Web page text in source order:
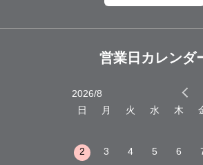
営業日カレンダ
2026/8
日
月 火 水 木
2
3 4 5 6